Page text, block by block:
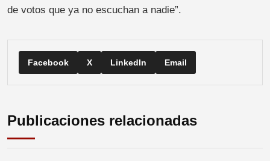
de votos que ya no escuchan a nadie”.
Facebook X LinkedIn Email
Publicaciones relacionadas